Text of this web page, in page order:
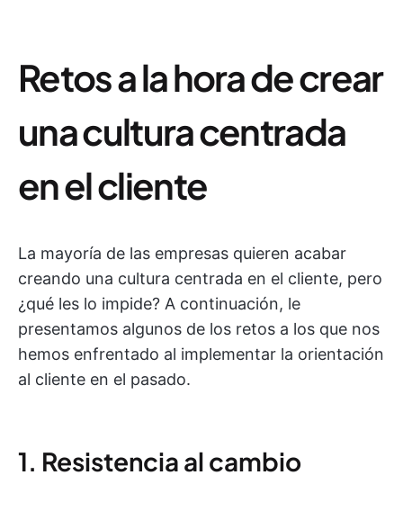
Retos a la hora de crear
una cultura centrada
en el cliente
La mayoría de las empresas quieren acabar
creando una cultura centrada en el cliente, pero
¿qué les lo impide? A continuación, le
presentamos algunos de los retos a los que nos
hemos enfrentado al implementar la orientación
al cliente en el pasado.
1. Resistencia al cambio